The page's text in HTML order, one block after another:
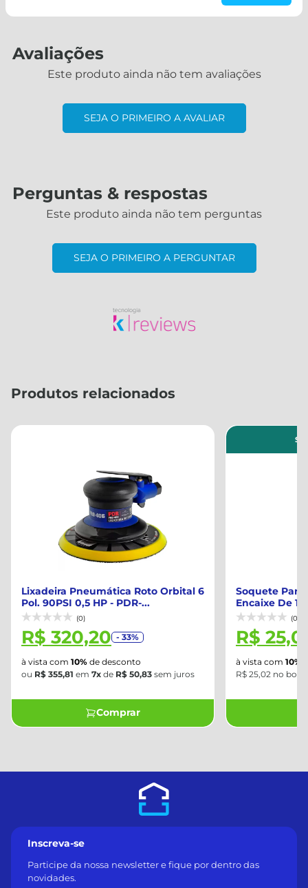
Avaliações
Este produto ainda não tem avaliações
SEJA O PRIMEIRO A AVALIAR
Perguntas & respostas
Este produto ainda não tem perguntas
SEJA O PRIMEIRO A PERGUNTAR
Produtos relacionados
Lixadeira Pneumática Roto Orbital 6
Pol. 90PSI 0,5 HP - PDR-...
(0)
R$ 320,20 - 33%
à vista com 10% de desconto
ou R$ 355,81 em 7x de R$ 50,83 sem juros
Comprar
Soquete Para
Encaixe De 1/
(0)
R$
à vista com 10%
R$ 25,02 no
Inscreva-se
Participe da nossa newsletter e fique por dentro das
novidades.